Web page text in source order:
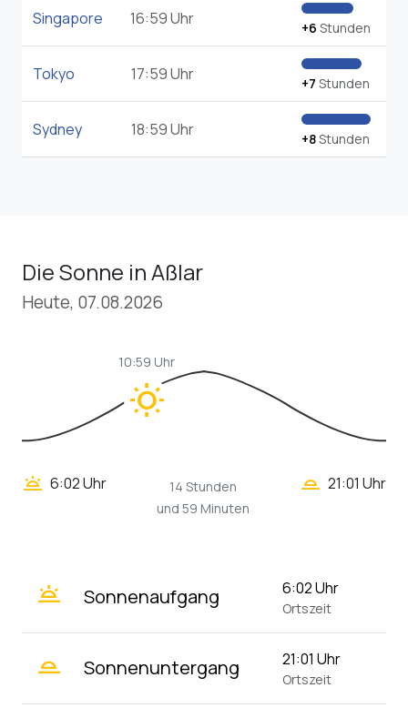
Singapore 16:59 Uhr +6 Stunden
Tokyo 17:59 Uhr +7 Stunden
Sydney 18:59 Uhr +8Stunden
Die Sonne in Aßlar
Heute, 07.08.2026
wb_sunny
10:59 Uhr
wb_twilight 6:02 Uhr
14 Stunden
und 59 Minuten
wb_twilight_2 21:01 Uhr
wb_twilight Sonnenaufgang 6:02 Uhr
Ortszeit
wb_twilight_2 Sonnenuntergang 21:01 Uhr
Ortszeit